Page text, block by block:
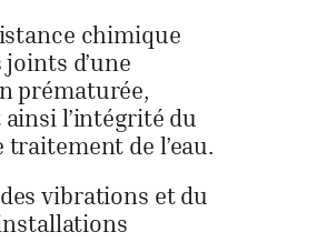
chimique
d’une
prématurée,
l’intégrité du
traitement de l’eau.
vibrations et du